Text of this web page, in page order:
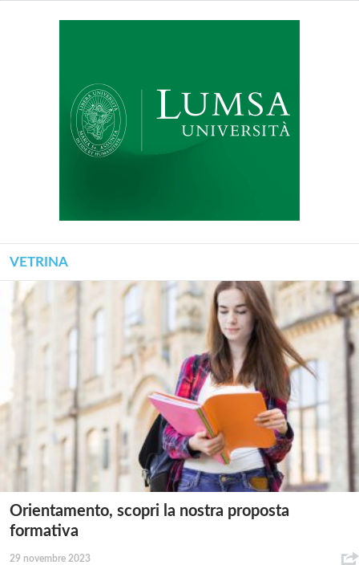
VETRINA
Orientamento, scopri la nostra proposta
formativa
29 novembre 2023